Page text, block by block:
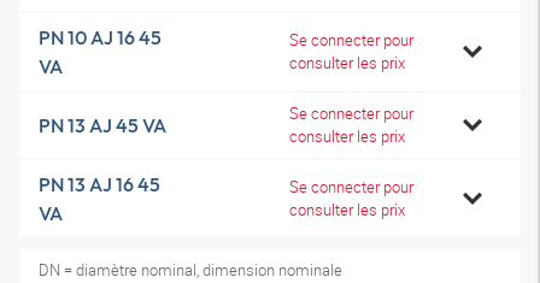
PN 10 AJ 16 45
VA
Se connecter pour
consulter les prix
PN 13 AJ 45 VA
Se connecter pour
consulter les prix
PN 13 AJ 16 45
VA
Se connecter pour
consulter les prix
DN = diamètre nominal, dimension nominale